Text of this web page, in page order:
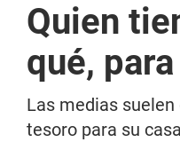
Quien
qué,
Las medias
tesoro para su casa